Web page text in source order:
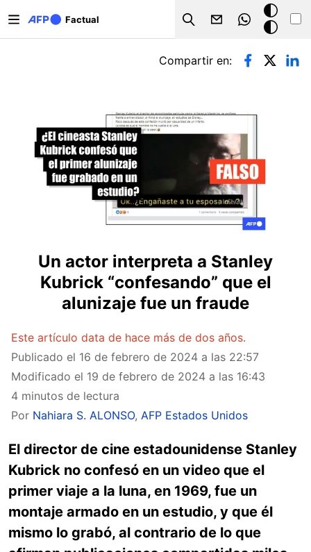
Factual
Search
Modo
oscuro
Solapas principales
Compartir en:
Un actor interpreta a Stanley
Kubrick “confesando” que el
alunizaje fue un fraude
Este artículo data de hace más de dos años.
Publicado el 16 de febrero de 2024 a las 22:57
Modificado el 19 de febrero de 2024 a las 16:43
4 minutos de lectura
Por Nahiara S. ALONSO, AFP Estados Unidos
El director de cine estadounidense Stanley
Kubrick no confesó en un video que el
primer viaje a la luna, en 1969, fue un
montaje armado en un estudio, y que él
mismo lo grabó, al contrario de lo que